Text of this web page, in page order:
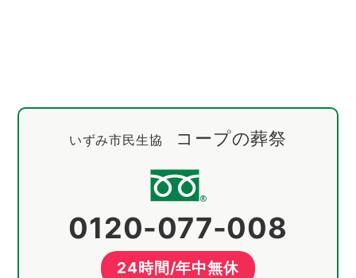
いずみ市民生協 コープの葬祭
0120-077-008
24時間/年中無休